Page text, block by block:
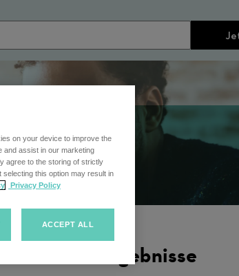
Filterergebnisse
on your device to improve the
and assist in our marketing
agree to the storing of strictly
this option may result in
Privacy Policy
ACCEPT ALL